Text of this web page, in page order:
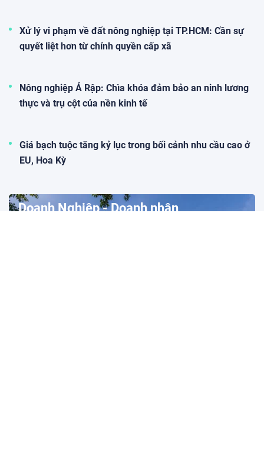
Xử lý vi phạm về đất nông nghiệp tại TP.HCM: Cần sự
quyết liệt hơn từ chính quyền cấp xã
Nông nghiệp Ả Rập: Chìa khóa đảm bảo an ninh lương
thực và trụ cột của nền kinh tế
Giá bạch tuộc tăng kỷ lục trong bối cảnh nhu cầu cao ở
EU, Hoa Kỳ
Doanh Nghiệp - Doanh nhân